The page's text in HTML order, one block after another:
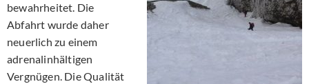
bewahrheitet. Die
Abfahrt wurde daher
neuerlich zu einem
adrenalinhältigen
Vergnügen. Die Qualität